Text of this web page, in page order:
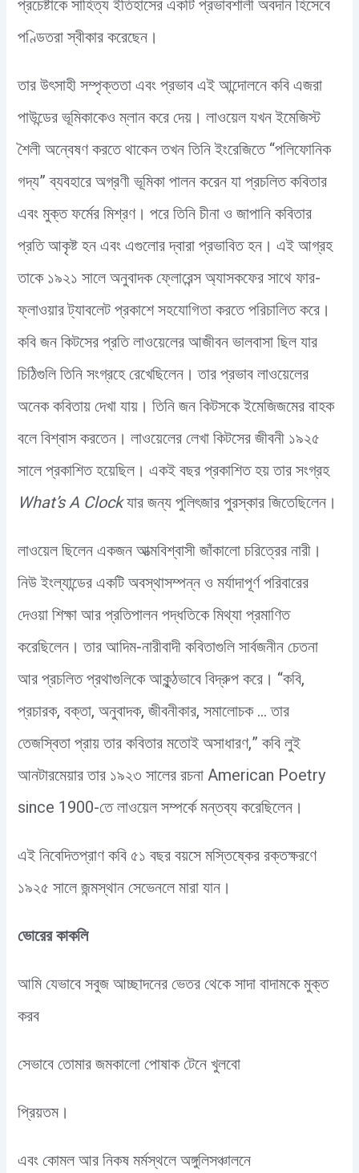
প্রচেষ্টাকে সাহিত্য ইতিহাসের একটি প্রভাবশালী অবদান হিসেবে
পণ্ডিতরা স্বীকার করেছেন।
তার উৎসাহী সম্পৃক্ততা এবং প্রভাব এই আন্দোলনে কবি এজরা
পাউন্ডের ভূমিকাকেও ম্লান করে দেয়। লাওয়েল যখন ইমেজিস্ট
শৈলী অন্বেষণ করতে থাকেন তখন তিনি ইংরেজিতে “পলিফোনিক
গদ্য” ব্যবহারে অগ্রণী ভূমিকা পালন করেন যা প্রচলিত কবিতার
এবং মুক্ত ফর্মের মিশ্রণ। পরে তিনি চীনা ও জাপানি কবিতার
প্রতি আকৃষ্ট হন এবং এগুলোর দ্বারা প্রভাবিত হন। এই আগ্রহ
তাকে ১৯২১ সালে অনুবাদক ফ্লোরেন্স অ্যাসকফের সাথে ফার-
ফ্লাওয়ার ট্যাবলেট প্রকাশে সহযোগিতা করতে পরিচালিত করে।
কবি জন কিটসের প্রতি লাওয়েলের আজীবন ভালবাসা ছিল যার
চিঠিগুলি তিনি সংগ্রহে রেখেছিলেন। তার প্রভাব লাওয়েলের
অনেক কবিতায় দেখা যায়। তিনি জন কিটসকে ইমেজিজমের বাহক
বলে বিশ্বাস করতেন। লাওয়েলের লেখা কিটসের জীবনী ১৯২৫
সালে প্রকাশিত হয়েছিল। একই বছর প্রকাশিত হয় তার সংগ্রহ
What’s A Clockযার জন্য পুলিৎজার পুরস্কার জিতেছিলেন।
লাওয়েল ছিলেন একজন আত্মবিশ্বাসী জাঁকালো চরিত্রের নারী।
নিউ ইংল্যান্ডের একটি অবস্থাসম্পন্ন ও মর্যাদাপূর্ণ পরিবারের
দেওয়া শিক্ষা আর প্রতিপালন পদ্ধতিকে মিথ্যা প্রমাণিত
করেছিলেন। তার আদিম-নারীবাদী কবিতাগুলি সার্বজনীন চেতনা
আর প্রচলিত প্রথাগুলিকে আকুন্ঠভাবে বিদ্রুপ করে। “কবি,
প্রচারক, বক্তা, অনুবাদক, জীবনীকার, সমালোচক … তার
তেজস্বিতা প্রায় তার কবিতার মতোই অসাধারণ,” কবি লুই
আনটারমেয়ার তার ১৯২৩ সালের রচনা American Poetry
since 1900-তে লাওয়েল সম্পর্কে মন্তব্য করেছিলেন।
এই নিবেদিতপ্রাণ কবি ৫১ বছর বয়সে মস্তিষ্কের রক্তক্ষরণে
১৯২৫ সালে জন্মস্থান সেভেনলে মারা যান।
ভোরের কাকলি
আমি যেভাবে সবুজ আচ্ছাদনের ভেতর থেকে সাদা বাদামকে মুক্ত
করব
সেভাবে তোমার জমকালো পোষাক টেনে খুলবো
প্রিয়তম।
এবং কোমল আর নিকষ মর্মস্থলে অঙ্গুলিসঞ্চালনে